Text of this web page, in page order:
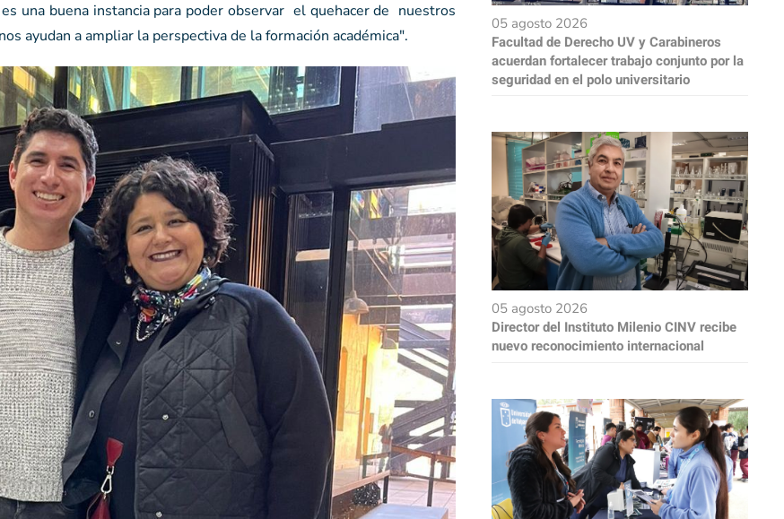
una buena instancia para poder observar el quehacer de nuestros
ayudan a ampliar la perspectiva de la formación académica".
05 agosto 2026
Facultad de Derecho UV y Carabineros
acuerdan fortalecer trabajo conjunto por la
seguridad en el polo universitario
05 agosto 2026
Director del Instituto Milenio CINV recibe
nuevo reconocimiento internacional